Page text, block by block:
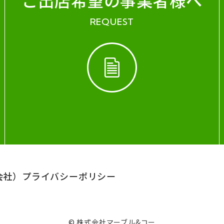
REQUEST
） プライバシーポリシー